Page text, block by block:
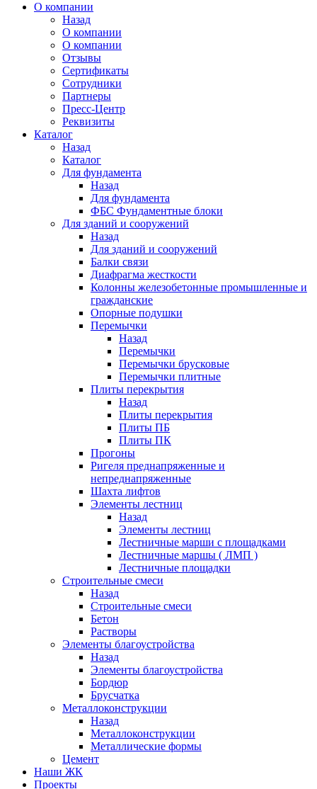
О компании
Назад
О компании
О компании
Отзывы
Сертификаты
Сотрудники
Партнеры
Пресс-Центр
Реквизиты
Каталог
Назад
Каталог
Для фундамента
Назад
Для фундамента
ФБС Фундаментные блоки
Для зданий и сооружений
Назад
Для зданий и сооружений
Балки связи
Диафрагма жесткости
Колонны железобетонные промышленные и
гражданские
Опорные подушки
Перемычки
Назад
Перемычки
Перемычки брусковые
Перемычки плитные
Плиты перекрытия
Назад
Плиты перекрытия
Плиты ПБ
Плиты ПК
Прогоны
Ригеля преднапряженные и
непреднапряженные
Шахта лифтов
Элементы лестниц
Назад
Элементы лестниц
Лестничные марши с площадками
Лестничные маршы ( ЛМП )
Лестничные площадки
Строительные смеси
Назад
Строительные смеси
Бетон
Растворы
Элементы благоустройства
Назад
Элементы благоустройства
Бордюр
Брусчатка
Металлоконструкции
Назад
Металлоконструкции
Металлические формы
Цемент
Наши ЖК
Проекты